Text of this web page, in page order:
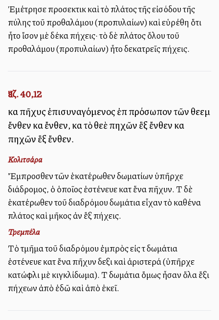
Ἐμέτρησε προσεκτικὰ καὶ τὸ πλάτος τῆς εἰσόδου τῆς
πύλης τοῦ προθαλάμου (προπυλαίων) καὶ εὑρέθη ὅτι
ἦτο ἴσον μὲ δέκα πήχεις· τὸ δὲ πλάτος ὅλου τοῦ
προθαλάμου (προπυλαίων) ἦτο δεκατρεῖς πήχεις.
Ἰεζ. 40,12
καὶ πῆχυς ἐπισυναγόμενος ἐπὶ πρόσωπον τῶν θεεὶμ
ἔνθεν καὶ ἔνθεν, καὶ τὸ θεὲ πηχῶν ἓξ ἔνθεν καὶ
πηχῶν ἓξ ἔνθεν.
Κολιτσάρα
Ἔμπροσθεν τῶν ἑκατέρωθεν δωματίων ὑπῆρχε
διάδρομος, ὁ ὁποῖος ἐστένευε κατὰ ἕνα πῆχυν. Τὰ δὲ
ἑκατέρωθεν τοῦ διαδρόμου δωμάτια εἶχαν τὸ καθένα
πλάτος καὶ μῆκος ἀνὰ ἓξ πήχεις.
Τρεμπέλα
Τὸ τμῆμα τοῦ διαδρόμου ἐμπρὸς εἰς τὰ δωμάτια
ἐστένευε κατὰ ἕνα πῆχυν δεξιὰ καὶ ἀριστερά (ὑπῆρχε
κατώφλι μὲ κιγκλίδωμα). Τὰ δωμάτια ὅμως ἦσαν ὅλα ἕξι
πήχεων ἀπὸ ἐδῶ καὶ ἀπὸ ἐκεῖ.